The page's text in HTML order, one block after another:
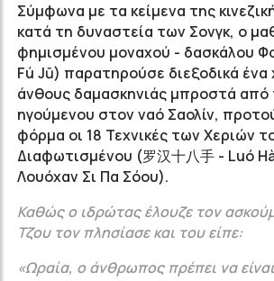
Σύμφωνα με τα κείμενα της
κατά τη δυναστεία των Σονγκ, ο
φημισμένου μοναχού - δασκάλου
Fú Jū) παρατηρούσε διεξοδικά ένα
άνθους δαμασκηνιάς μπροστά από
ηγούμενου στον ναό Σαολίν,
φόρμα οι 18 Τεχνικές των Χεριών
Διαφωτισμένου (罗汉十八手 - Luó
Λουόχαν Σι Πα Σόου).
Καθώς ο ιδρώτας έλουζε τον
Τζου τον πλησίασε και του είπε:
«Ωραία, ο άνθρωπος πρέπει να